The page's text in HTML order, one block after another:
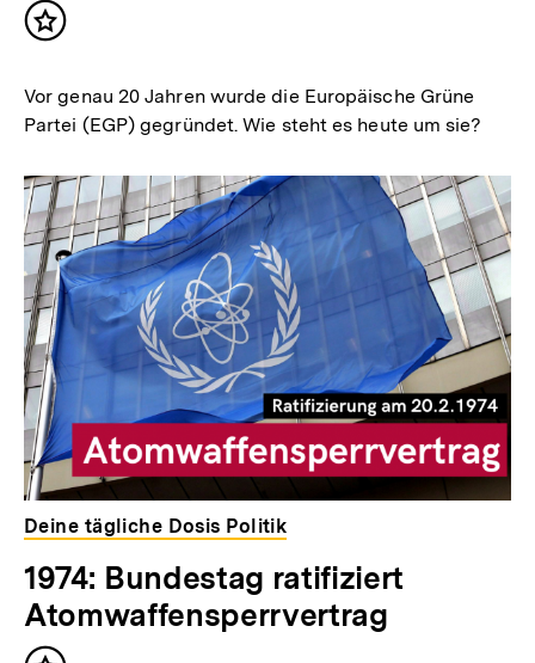
Inhalt
Vor genau 20 Jahren wurde die Europäische Grüne
Partei (EGP) gegründet. Wie steht es heute um sie?
Deine tägliche Dosis Politik
1974: Bundestag ratifiziert
Atomwaffensperrvertrag